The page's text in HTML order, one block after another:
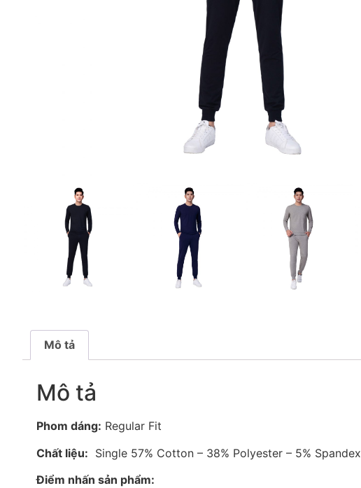
Mô tả
Mô tả
Phom dáng: Regular Fit
Chất liệu: Single 57% Cotton – 38% Polyester – 5% Spandex
Điểm nhấn sản phẩm: